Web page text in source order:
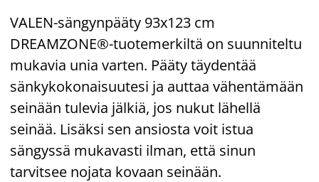
VALEN-sängynpääty 93x123 cm
DREAMZONE®-tuotemerkiltä on suunniteltu
mukavia unia varten. Pääty täydentää
sänkykokonaisuutesi ja auttaa vähentämään
seinään tulevia jälkiä, jos nukut lähellä
seinää. Lisäksi sen ansiosta voit istua
sängyssä mukavasti ilman, että sinun
tarvitsee nojata kovaan seinään.